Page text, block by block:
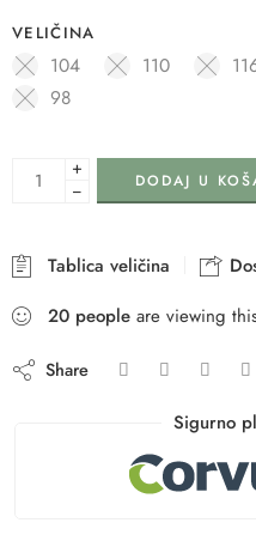
VELIČINA
104 110
98
+
−
DODAJ U
Tablica veličina
20 people are viewing
Share
Sigurno